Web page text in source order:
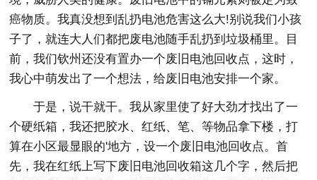
癌物质。我真没想到乱扔电池危害这么大!别说我们小孩
子了，就连大人们都把废电池随手乱扔到垃圾桶里。目
前，我们钦州还没有置办一个废旧电池回收点，这时，
我心中萌发出了一个想法，给废旧电池安排一个家。
于是，说干就干。我从家里使了好大劲才找出了一
个硬纸箱，我还把胶水、红纸、笔、等物品拿下楼，打
算在小区最显眼的'地方，设一个废旧电池回收点。首
先，我在红纸上写下废旧电池回收箱这几个字，然后把